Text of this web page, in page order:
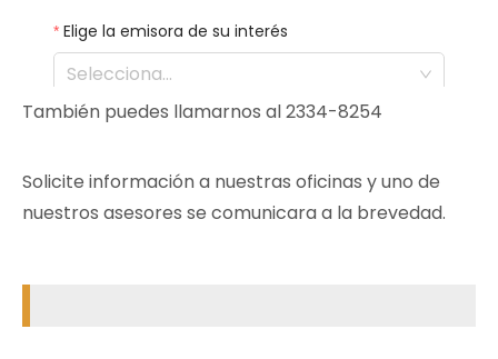
También puedes llamarnos al 2334-8254
Solicite información a nuestras oficinas y uno de
nuestros asesores se comunicara a la brevedad.